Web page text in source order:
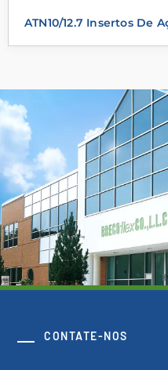
ATN10/12.7 Insertos De
CONTATE-NOS